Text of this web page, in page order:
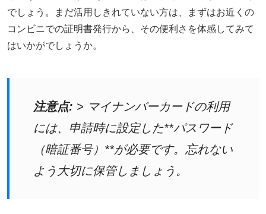
でしょう。まだ活用しきれていない方は、まずはお近くの
コンビニでの証明書発行から、その便利さを体感してみて
はいかがでしょうか。
注意点: > マイナンバーカードの利用
には、申請時に設定した**パスワード
（暗証番号）**が必要です。忘れない
よう大切に保管しましょう。